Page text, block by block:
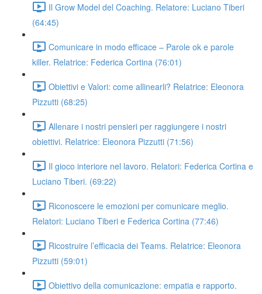
Il Grow Model del Coaching. Relatore: Luciano Tiberi
(64:45)
Comunicare in modo efficace – Parole ok e parole
killer. Relatrice: Federica Cortina (76:01)
Obiettivi e Valori: come allinearli? Relatrice: Eleonora
Pizzutti (68:25)
Allenare i nostri pensieri per raggiungere i nostri
obiettivi. Relatrice: Eleonora Pizzutti (71:56)
Il gioco interiore nel lavoro. Relatori: Federica Cortina e
Luciano Tiberi. (69:22)
Riconoscere le emozioni per comunicare meglio.
Relatori: Luciano Tiberi e Federica Cortina (77:46)
Ricostruire l’efficacia dei Teams. Relatrice: Eleonora
Pizzutti (59:01)
Obiettivo della comunicazione: empatia e rapporto.